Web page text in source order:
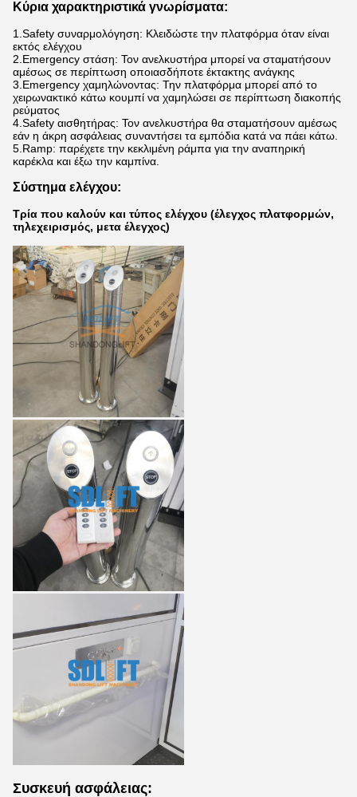
Κύρια χαρακτηριστικά γνωρίσματα:
1.Safety συναρμολόγηση: Κλειδώστε την πλατφόρμα όταν είναι
εκτός ελέγχου
2.Emergency στάση: Τον ανελκυστήρα μπορεί να σταματήσουν
αμέσως σε περίπτωση οποιασδήποτε έκτακτης ανάγκης
3.Emergency χαμηλώνοντας: Την πλατφόρμα μπορεί από το
χειρωνακτικό κάτω κουμπί να χαμηλώσει σε περίπτωση διακοπής
ρεύματος
4.Safety αισθητήρας: Τον ανελκυστήρα θα σταματήσουν αμέσως
εάν η άκρη ασφάλειας συναντήσει τα εμπόδια κατά να πάει κάτω.
5.Ramp: παρέχετε την κεκλιμένη ράμπα για την αναπηρική
καρέκλα και έξω την καμπίνα.
Σύστημα ελέγχου:
Τρία που καλούν και τύπος ελέγχου (έλεγχος πλατφορμών,
τηλεχειρισμός, μετα έλεγχος)
Συσκευή ασφάλειας: